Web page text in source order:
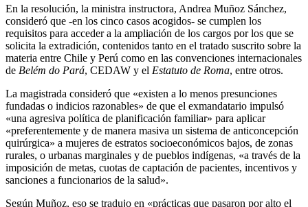
En la resolución, la ministra instructora, Andrea Muñoz Sánchez,
consideró que -en los cinco casos acogidos- se cumplen los
requisitos para acceder a la ampliación de los cargos por los que se
solicita la extradición, contenidos tanto en el tratado suscrito sobre la
materia entre Chile y Perú como en las convenciones internacionales
de Belém do Pará, CEDAW y el Estatuto de Roma, entre otros.
La magistrada consideró que «existen a lo menos presunciones
fundadas o indicios razonables» de que el exmandatario impulsó
«una agresiva política de planificación familiar» para aplicar
«preferentemente y de manera masiva un sistema de anticoncepción
quirúrgica» a mujeres de estratos socioeconómicos bajos, de zonas
rurales, o urbanas marginales y de pueblos indígenas, «a través de la
imposición de metas, cuotas de captación de pacientes, incentivos y
sanciones a funcionarios de la salud».
Según Muñoz, eso se tradujo en «prácticas que pasaron por alto el